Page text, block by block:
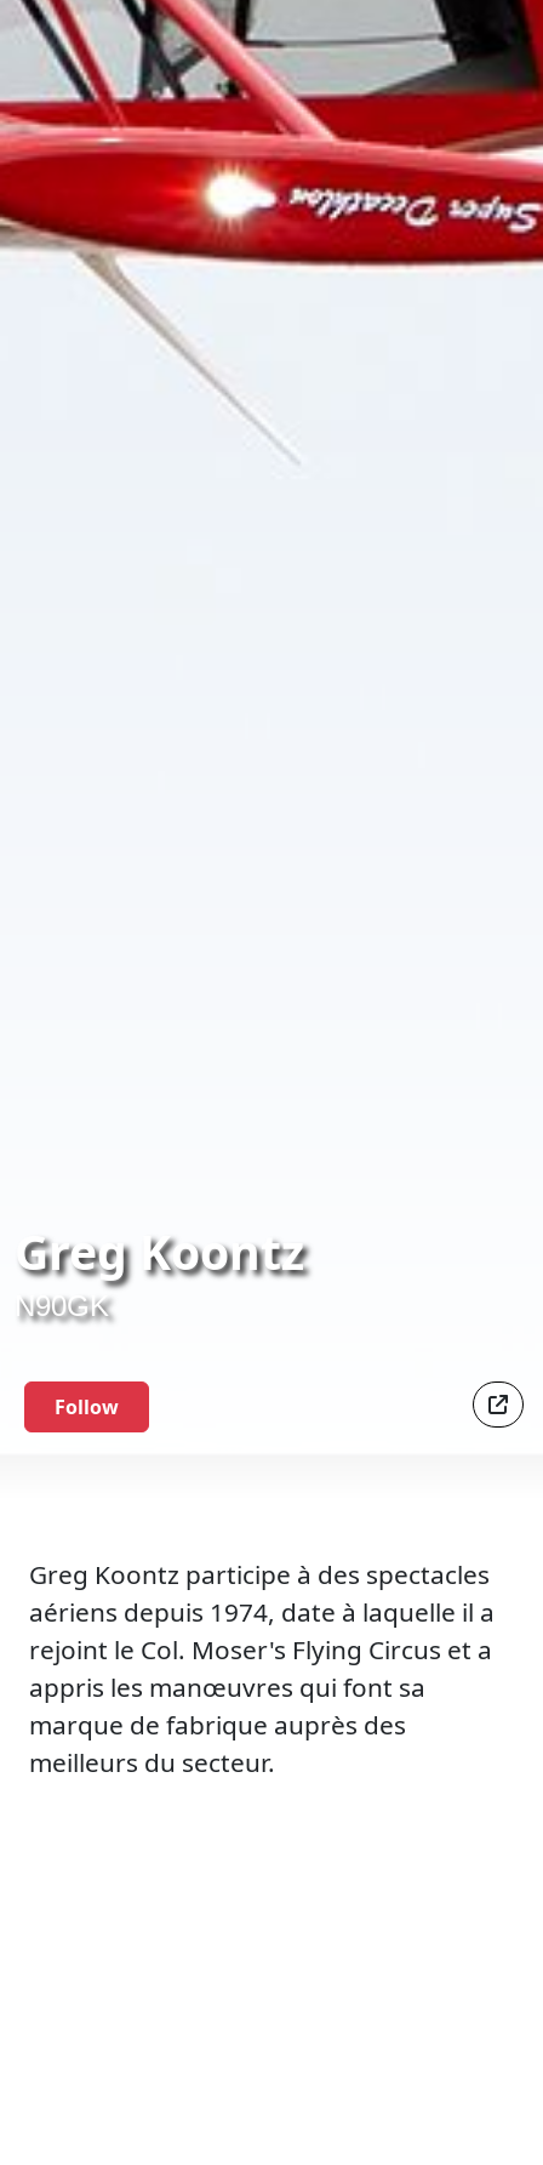
Greg Koontz
N90GK
Follow
Greg Koontz participe à des spectacles
aériens depuis 1974, date à laquelle il a
rejoint le Col. Moser's Flying Circus et a
appris les manœuvres qui font sa
marque de fabrique auprès des
meilleurs du secteur.